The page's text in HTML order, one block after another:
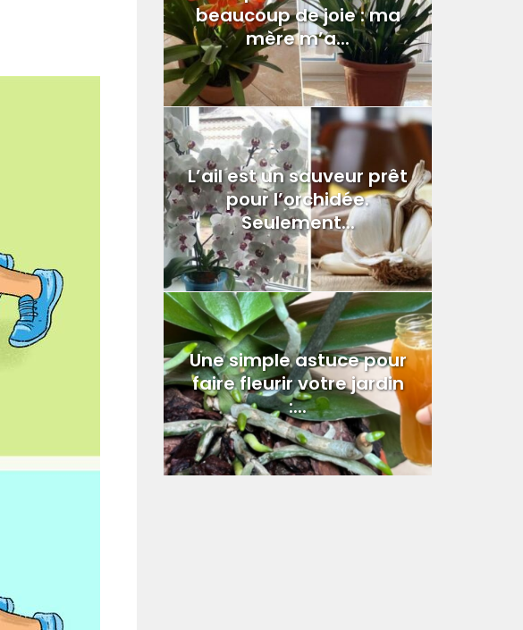
beaucoup de joie : ma
mère m’a...
L’ail est un sauveur prêt
pour l’orchidée.
Seulement...
Une simple astuce pour
faire fleurir votre jardin
:...